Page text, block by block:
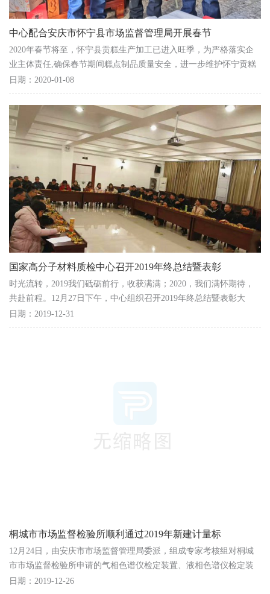
中心配合安庆市怀宁县市场监督管理局开展春节
2020年春节将至，怀宁县贡糕生产加工已进入旺季，为严格落实企
业主体责任,确保春节期间糕点制品质量安全，进一步维护怀宁贡糕
良好的品牌形象，中心配合安庆市怀宁县市场监督管...
日期：2020-01-08
国家高分子材料质检中心召开2019年终总结暨表彰
时光流转，2019我们砥砺前行，收获满满；2020，我们满怀期待，
共赴前程。12月27日下午，中心组织召开2019年终总结暨表彰大
会，中心全体员工欢聚一堂，分享一年的丰收和喜悦，共同展...
日期：2019-12-31
桐城市市场监督检验所顺利通过2019年新建计量标
12月24日，由安庆市市场监督管理局委派，组成专家考核组对桐城
市市场监督检验所申请的气相色谱仪检定装置、液相色谱仪检定装
置、原子吸收分光光度计检定装置、原子荧光光度计检...
日期：2019-12-26